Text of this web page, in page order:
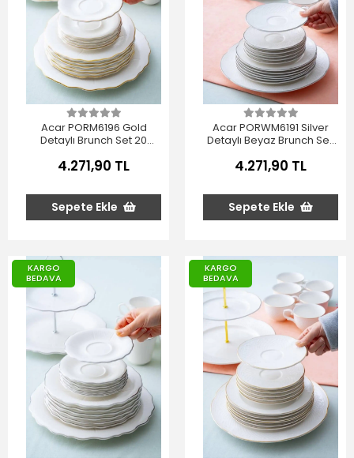
Acar PORM6196 Gold
Detaylı Brunch Set 20
4.271,90 TL
Sepete Ekle
Acar PORWM6191 Silver
Detaylı Beyaz Brunch Seti
4.271,90 TL
Sepete Ekle
KARGO
BEDAVA
KARGO
BEDAVA